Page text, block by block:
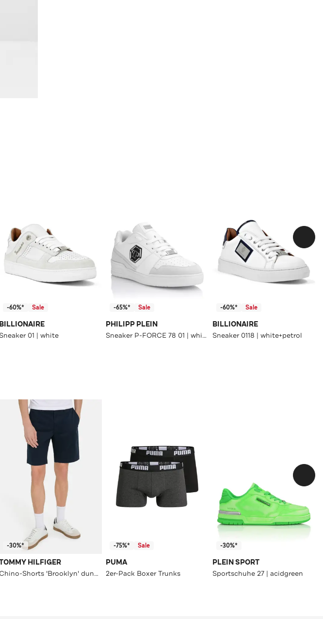
-60%* Sale
BILLIONAIRE
Sneaker 01 | white
-65%* Sale
PHILIPP PLEIN
Sneaker P-FORCE 78 01 | white
-60%* Sale
BILLIONAIRE
Sneaker 0118 | white+petrol
-30%*
HILFIGER
Chino-Shorts 'Brooklyn' dunkelblau
-75%* Sale
PUMA
2er-Pack Boxer Trunks
-30%*
PLEIN SPORT
Sportschuhe 27 | acidgreen